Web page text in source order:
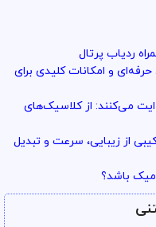
ها استفاده کنی
ردیاب پرتال
و امکانات کلیدی برای
می‌کنند: از کلاسیک‌های
از زیبایی، سرعت و تبدیل
باشد؟